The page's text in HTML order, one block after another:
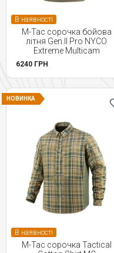
В наявності
M-Tac сорочка бойова
літня Gen.II Pro NYCO
Extreme Multicam
6240 ГРН
НОВИНКА
В наявності
M-Tac сорочка Tactical